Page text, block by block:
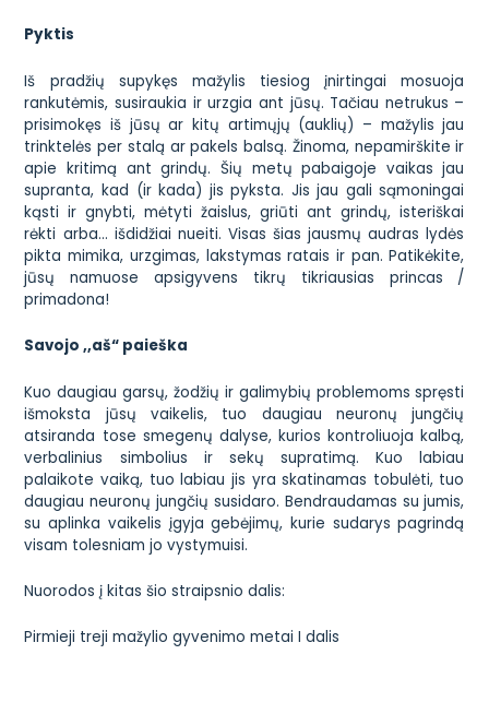
Pyktis
Iš pradžių supykęs mažylis tiesiog įnirtingai mosuoja
rankutėmis, susiraukia ir urzgia ant jūsų. Tačiau netrukus –
prisimokęs iš jūsų ar kitų artimųjų (auklių) – mažylis jau
trinktelės per stalą ar pakels balsą. Žinoma, nepamirškite ir
apie kritimą ant grindų. Šių metų pabaigoje vaikas jau
supranta, kad (ir kada) jis pyksta. Jis jau gali sąmoningai
kąsti ir gnybti, mėtyti žaislus, griūti ant grindų, isteriškai
rėkti arba… išdidžiai nueiti. Visas šias jausmų audras lydės
pikta mimika, urzgimas, lakstymas ratais ir pan. Patikėkite,
jūsų namuose apsigyvens tikrų tikriausias princas /
primadona!
Savojo ,,aš“ paieška
Kuo daugiau garsų, žodžių ir galimybių problemoms spręsti
išmoksta jūsų vaikelis, tuo daugiau neuronų jungčių
atsiranda tose smegenų dalyse, kurios kontroliuoja kalbą,
verbalinius simbolius ir sekų supratimą. Kuo labiau
palaikote vaiką, tuo labiau jis yra skatinamas tobulėti, tuo
daugiau neuronų jungčių susidaro. Bendraudamas su jumis,
su aplinka vaikelis įgyja gebėjimų, kurie sudarys pagrindą
visam tolesniam jo vystymuisi.
Nuorodos į kitas šio straipsnio dalis:
Pirmieji treji mažylio gyvenimo metai I dalis